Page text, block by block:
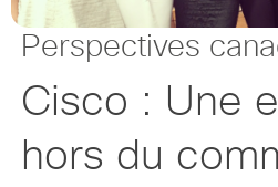
Perspectives
Cisco : Une
hors du